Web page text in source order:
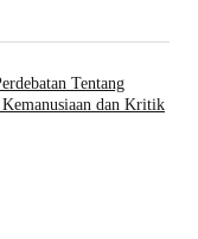
Tentang
dan Kritik